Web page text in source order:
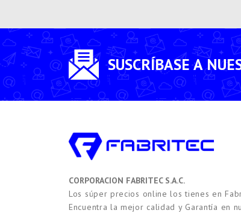
SUSCRÍBASE A
CORPORACION FABRITEC S.A.C.
Los súper precios online los tienes en
Encuentra la mejor calidad y Garantía en